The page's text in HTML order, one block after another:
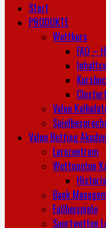
Start
PRODUKTE
Wettkurs
FAQ –
Value
Value Betting
Lernzentrum
Wettquoten
Bank
Fallbeispiele
Sportwetten